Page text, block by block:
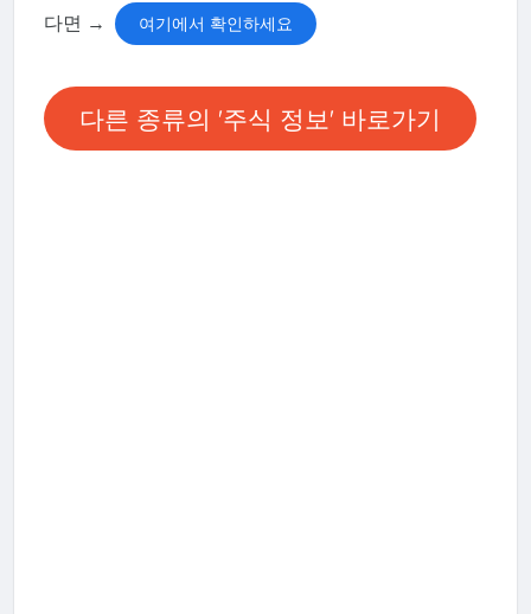
다면 →
여기에서 확인하세요
다른 종류의 '주식 정보' 바로가기